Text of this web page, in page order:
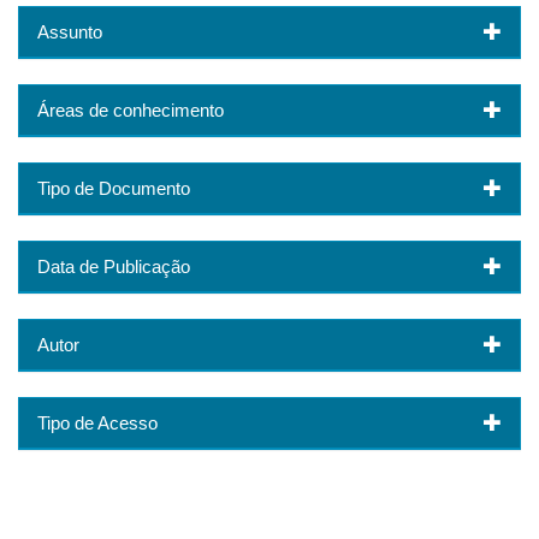
Assunto
Áreas de conhecimento
Tipo de Documento
Data de Publicação
Autor
Tipo de Acesso